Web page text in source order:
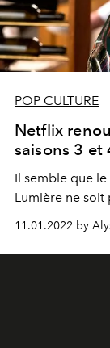
POP CULTURE
Netflix
saisons 3 et
Il semble que
Lumière ne soit
11.01.2022 by